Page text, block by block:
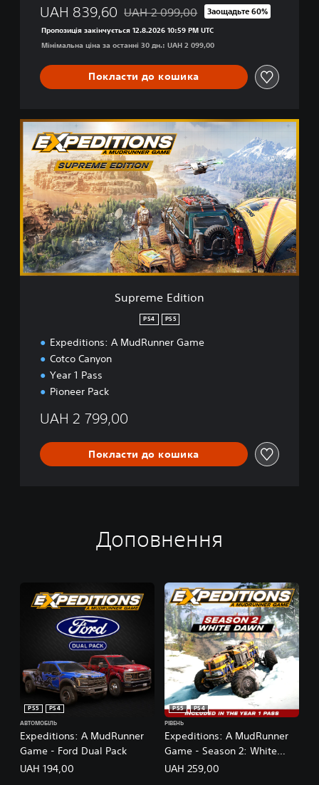
UAH 839,60 Знижка від початкової ціни UAH 2
UAH 2 099,00 Заощадьте 60%
Пропозиція закінчується 12.8.2026 10:59 PM UTC
Мінімальна ціна за останні 30 дн.: UAH 2 099,00
Покласти до кошика
S
e
m
e
E
d
t
i
Supreme Edition
PS4 PS5
Expeditions: A MudRunner Game
Cotco Canyon
Year 1 Pass
Pioneer Pack
UAH 2 799,00
Покласти до кошика
Доповнення
Expeditions: A MudRunner
Game - Ford Dual Pack
PS5
PS4
АВТОМОБІЛЬ
UAH 194,00
Expeditions: A MudRunner
Game - Season 2: White
Dawn
PS5
PS4
РІВЕНЬ
UAH 259,00